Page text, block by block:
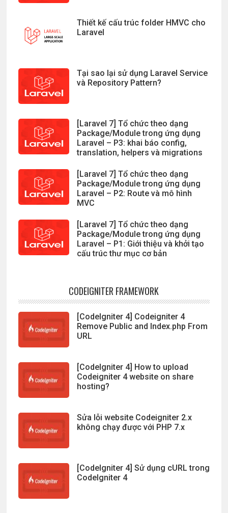
Thiết kế cấu trúc folder HMVC cho
Laravel
Tại sao lại sử dụng Laravel Service
và Repository Pattern?
[Laravel 7] Tổ chức theo dạng
Package/Module trong ứng dụng
Laravel – P3: khai báo config,
translation, helpers và migrations
[Laravel 7] Tổ chức theo dạng
Package/Module trong ứng dụng
Laravel – P2: Route và mô hình
MVC
[Laravel 7] Tổ chức theo dạng
Package/Module trong ứng dụng
Laravel – P1: Giới thiệu và khởi tạo
cấu trúc thư mục cơ bản
CODEIGNITER FRAMEWORK
[CodeIgniter 4] Codeigniter 4
Remove Public and Index.php From
URL
[CodeIgniter 4] How to upload
Codeigniter 4 website on share
hosting?
Sửa lỗi website Codeigniter 2.x
không chạy được với PHP 7.x
[CodeIgniter 4] Sử dụng cURL trong
CodeIgniter 4